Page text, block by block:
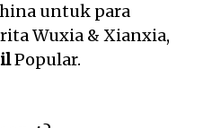
untuk para
Wuxia & Xianxia,
Popular.